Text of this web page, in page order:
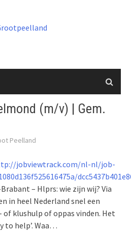
(m/v) | Gem.
Peelland
jobviewtrack.com/nl-nl/job-
– Hlprs: wie zijn wij? Via
in heel Nederland snel een
klushulp of oppas vinden. Het
to help’. Waa…